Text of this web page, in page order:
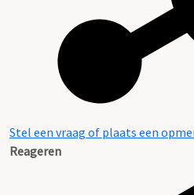
Stel een vraag of plaats een
Reageren